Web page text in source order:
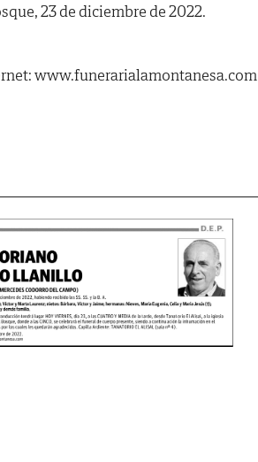
23 de diciembre de 2022.
www.funerarialamontanesa.com